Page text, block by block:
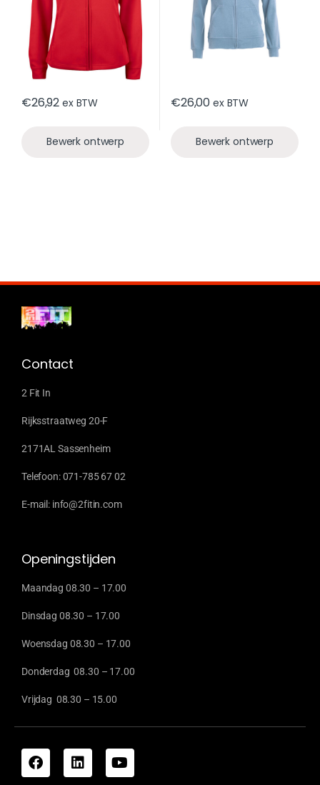
€26,92 ex BTW
Bewerk ontwerp
€26,00 ex BTW
Bewerk ontwerp
Contact
2 Fit In
Rijksstraatweg 20-F
2171AL Sassenheim
Telefoon: 071-785 67 02
E-mail: info@2fitin.com
Openingstijden
Maandag 08.30 – 17.00
Dinsdag 08.30 – 17.00
Woensdag 08.30 – 17.00
Donderdag 08.30 – 17.00
Vrijdag 08.30 – 15.00